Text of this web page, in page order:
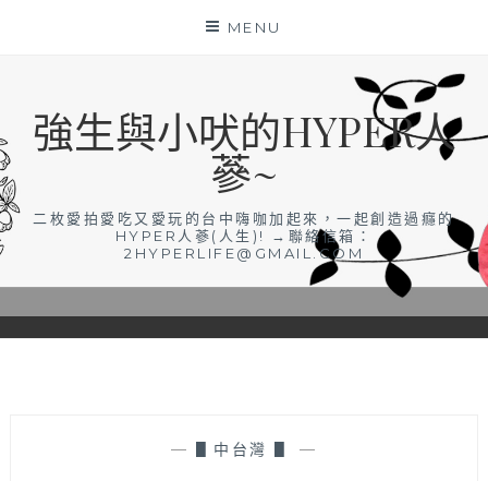
MENU
強生與小吠的HYPER人
蔘~
二枚愛拍愛吃又愛玩的台中嗨咖加起來，一起創造過癮的
HYPER人蔘(人生)! →聯絡信箱：
2HYPERLIFE@GMAIL.COM
— ▋中台灣 ▋ —